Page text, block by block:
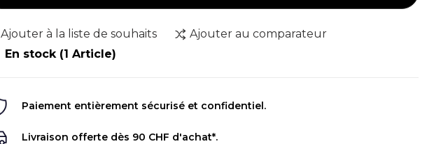
Ajouter à la liste de souhaits Ajouter au comparateur
En stock (1 Article)
Paiement entièrement sécurisé et confidentiel.
Livraison offerte dès 90 CHF d'achat*.